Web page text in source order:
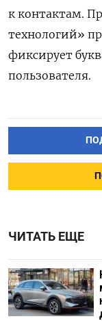
к контактам.
технологий»
фиксирует
пользователя.
ЧИТАТЬ ЕЩЕ